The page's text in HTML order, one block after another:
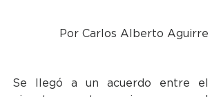
Por Carlos Alberto Aguirre
Se llegó a un acuerdo entre el